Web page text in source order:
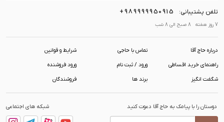
تلفن پشتیبانی: +989999950915
7 روز هفته 8 صبح الی 8 شب
درباره حاج آقا تماس با حاجی شرایط و قوانین
راهنمای خرید اقساطی ورود / ثبت نام ورود فروشنده
شگفت انگیز برند ها فروشندگان
دوستان را با پیامک به حاج آقا دعوت کنید شبکه های اجتماعی